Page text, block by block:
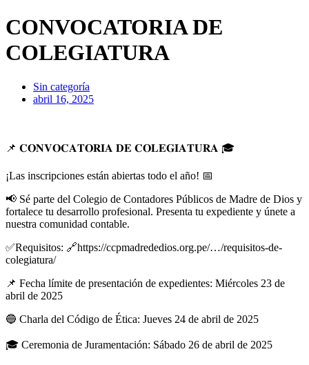
CONVOCATORIA DE
COLEGIATURA
Sin categoría
abril 16, 2025
📌 𝐂𝐎𝐍𝐕𝐎𝐂𝐀𝐓𝐎𝐑𝐈𝐀 𝐃𝐄 𝐂𝐎𝐋𝐄𝐆𝐈𝐀𝐓𝐔𝐑𝐀 🎓
¡Las inscripciones están abiertas todo el año! 📅
📢 Sé parte del Colegio de Contadores Públicos de Madre de Dios y
fortalece tu desarrollo profesional. Presenta tu expediente y únete a
nuestra comunidad contable.
✅Requisitos: 🔗https://ccpmadrededios.org.pe/…/requisitos-de-
colegiatura/
📌 Fecha límite de presentación de expedientes: Miércoles 23 de
abril de 2025
🔵 Charla del Código de Ética: Jueves 24 de abril de 2025
🎓 Ceremonia de Juramentación: Sábado 26 de abril de 2025